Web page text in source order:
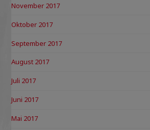
November 2017
Oktober 2017
September 2017
August 2017
Juli 2017
Juni 2017
Mai 2017